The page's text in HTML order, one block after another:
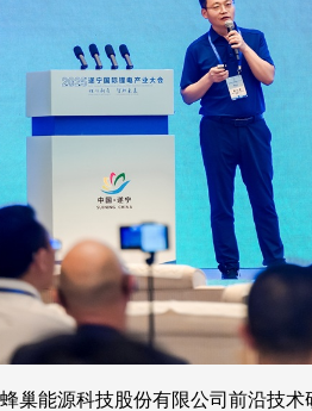
蜂巢能源科技股份有限公司前沿技术